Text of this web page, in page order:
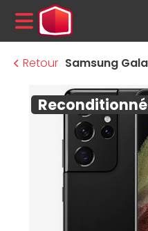
MENU
Retour
Reconditionné